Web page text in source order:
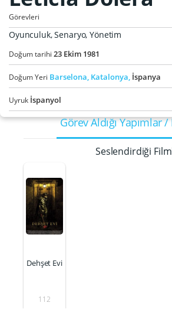
Görevleri
Oyunculuk, Senaryo, Yönetim
Doğum tarihi 23 Ekim 1981
Doğum Yeri Barselona, Katalonya, İspanya
Uyruk İspanyol
Görev Aldığı Yapımlar
Seslendirdiği
Dehşet Evi
112